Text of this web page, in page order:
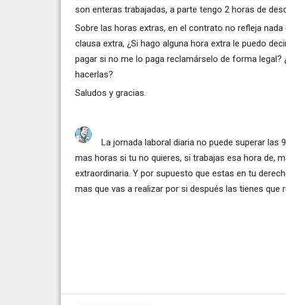
son enteras trabajadas, a parte tengo 2 horas de
Sobre las horas extras, en el contrato no refleja
clausa extra, ¿Si hago alguna hora extra le puedo
pagar si no me lo paga reclamárselo de forma
hacerlas?
Saludos y gracias.
La jornada laboral diaria no puede superar
mas horas si tu no quieres, si trabajas esa hora de,
extraordinaria. Y por supuesto que estas en tu
mas que vas a realizar por si después las tienes que